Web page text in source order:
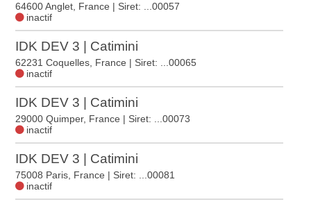
64600 Anglet, France | Siret: ...00057
inactif
IDK DEV 3 | Catimini
62231 Coquelles, France | Siret: ...00065
inactif
IDK DEV 3 | Catimini
29000 Quimper, France | Siret: ...00073
inactif
IDK DEV 3 | Catimini
75008 Paris, France | Siret: ...00081
inactif